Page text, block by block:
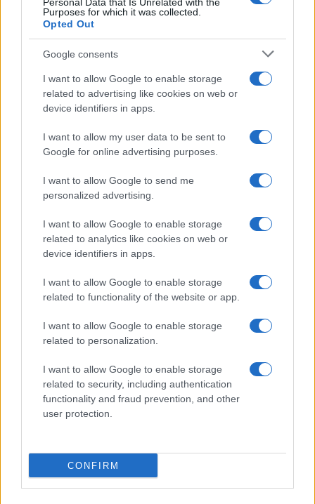
Purposes for which it was collected.
Opted Out
Google consents
I want to allow Google to enable storage
related to advertising like cookies on web or
device identifiers in apps.
I want to allow my user data to be sent to
Google for online advertising purposes.
I want to allow Google to send me
personalized advertising.
I want to allow Google to enable storage
related to analytics like cookies on web or
device identifiers in apps.
I want to allow Google to enable storage
related to functionality of the website or app.
I want to allow Google to enable storage
related to personalization.
I want to allow Google to enable storage
related to security, including authentication
functionality and fraud prevention, and other
user protection.
CONFIRM
Martina Agostina Diturco
I nostri cari
I nostri cari
I nostri cari
Giovannimaria Cabras
Invia un Comunicato Stampa|Pubblicità|
Vuoi rimanere sempre aggiornato?